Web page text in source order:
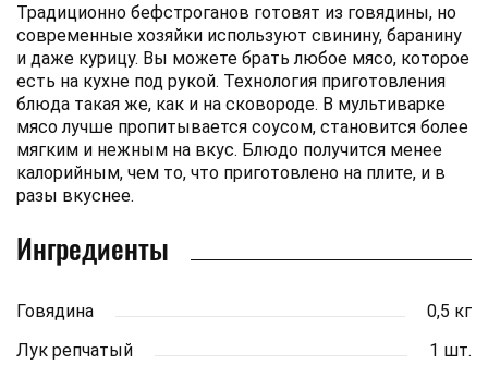
Традиционно бефстроганов готовят из говядины, но
современные хозяйки используют свинину, баранину
и даже курицу. Вы можете брать любое мясо, которое
есть на кухне под рукой. Технология приготовления
блюда такая же, как и на сковороде. В мультиварке
мясо лучше пропитывается соусом, становится более
мягким и нежным на вкус. Блюдо получится менее
калорийным, чем то, что приготовлено на плите, и в
разы вкуснее.
Ингредиенты
Говядина
0,5 кг
Лук репчатый
1 шт.